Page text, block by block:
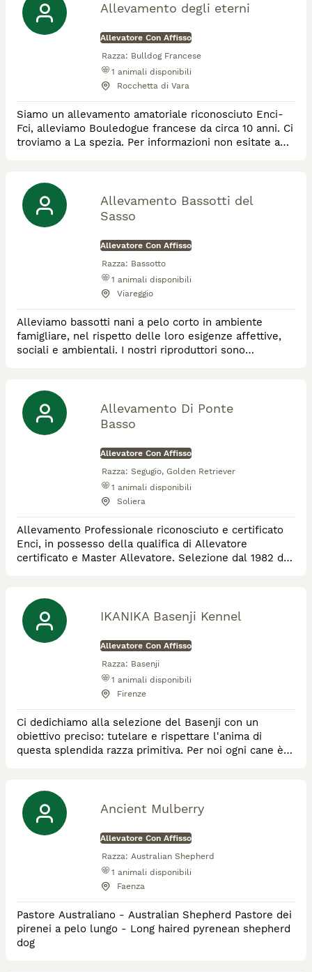
Allevamento degli eterni
Allevatore Con Affisso
Razza: Bulldog Francese
1 animali disponibili
Rocchetta di Vara
Siamo un allevamento amatoriale riconosciuto Enci-
Fci, alleviamo Bouledogue francese da circa 10 anni. Ci
troviamo a La spezia. Per informazioni non esitate a
Allevamento Bassotti del
Sasso
Allevatore Con Affisso
Razza: Bassotto
1 animali disponibili
Viareggio
Alleviamo bassotti nani a pelo corto in ambiente
famigliare, nel rispetto delle loro esigenze affettive,
sociali e ambientali. I nostri riproduttori sono
esposizioni italiane. Siamo sempre a disposizione per
informazioni, assistenza e per aiutarvi a conoscere
meglio questa bellissima razza. Gradite
Allevamento Di Ponte
Basso
Allevatore Con Affisso
Razza: Segugio, Golden Retriever
1 animali disponibili
Soliera
Allevamento Professionale riconosciuto e certificato
Enci, in possesso della qualifica di Allevatore
certificato e Master Allevatore. Selezione dal 1982 del
Poche cucciolate all'anno per favorire qualità alla
quantità.
IKANIKA Basenji Kennel
Allevatore Con Affisso
Razza: Basenji
1 animali disponibili
Firenze
Ci dedichiamo alla selezione del Basenji con un
obiettivo preciso: tutelare e rispettare l'anima di
questa splendida razza primitiva. Per noi ogni cane è
autentica, basata sulla conoscenza e sulla fiducia
reciproca. La nostra filosofia ed etica: Mettiamo
sempre al primo posto la salute, l’eq
Ancient Mulberry
Allevatore Con Affisso
Razza: Australian Shepherd
1 animali disponibili
Faenza
Pastore Australiano - Australian Shepherd Pastore dei
pirenei a pelo lungo - Long haired pyrenean shepherd
dog